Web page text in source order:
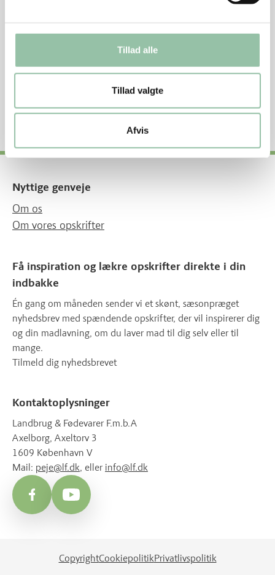
Tillad alle
Tillad valgte
Afvis
Sådan undgår du madspild
Se næringsstofindhold per 100 g rå vægt
Nøglehulsmærket
Nyttige genveje
Om os
Om vores opskrifter
Få inspiration og lækre opskrifter direkte i din
indbakke
Én gang om måneden sender vi et skønt, sæsonpræget
nyhedsbrev med spændende opskrifter, der vil inspirerer dig
og din madlavning, om du laver mad til dig selv eller til
mange.
Tilmeld dig nyhedsbrevet
Kontaktoplysninger
Landbrug & Fødevarer F.m.b.A
Axelborg, Axeltorv 3
1609 København V
Mail: peje@lf.dk, eller info@lf.dk
FacebookYouTube
CopyrightCookiepolitikPrivatlivspolitik